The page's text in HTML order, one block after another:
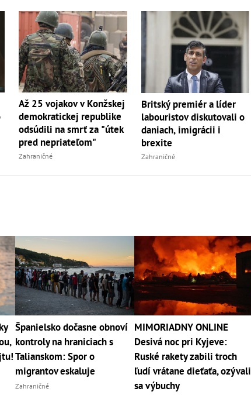
Až 25 vojakov v Konžskej
demokratickej republike
odsúdili na smrť za "útek
pred nepriateľom"
Zahraničné
Britský premiér a líder
labouristov diskutovali o
daniach, imigrácii i
brexite
Zahraničné
Španielsko dočasne obnoví
kontroly na hraniciach s
Talianskom: Spor o
migrantov eskaluje
Zahraničné
MIMORIADNY ONLINE
Desivá noc pri Kyjeve:
Ruské rakety zabili troch
ľudí vrátane dieťaťa, ozývali
sa výbuchy